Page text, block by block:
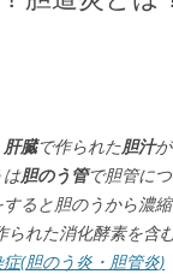
肝臓で作られた胆汁が
は胆のう管で胆管に
すると胆のうから濃
られた消化酵素を含
(胆のう炎・胆管炎)